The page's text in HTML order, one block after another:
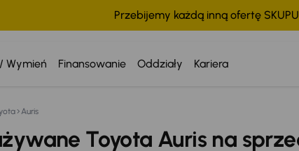
Przebijemy każdą inną ofertę
Wymień Finansowanie Oddziały Kariera
wszystko
Auris
Toyota Auris na